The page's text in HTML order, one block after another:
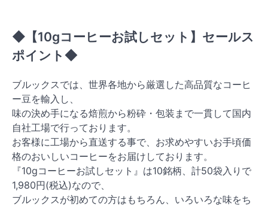
◆【10gコーヒーお試しセット】セールス
ポイント◆
ブルックスでは、世界各地から厳選した高品質なコーヒ
ー豆を輸入し、
味の決め手になる焙煎から粉砕・包装まで一貫して国内
自社工場で行っております。
お客様に工場から直送する事で、お求めやすいお手頃価
格のおいしいコーヒーをお届けしております。
『10gコーヒーお試しセット』は10銘柄、計50袋入りで
1,980円(税込)なので、
ブルックスが初めての方はもちろん、いろいろな味をち